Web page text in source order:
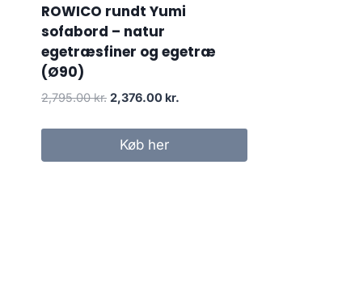
ROWICO rundt Yumi
sofabord – natur
egetræsfiner og egetræ
(Ø90)
2,795.00kr. 2,376.00 kr.
Køb her